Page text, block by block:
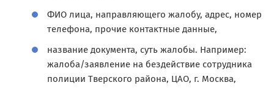
ФИО лица, направляющего жалобу, адрес, номер
телефона, прочие контактные данные,
название документа, суть жалобы. Например:
жалоба/заявление на бездействие сотрудника
полиции Тверского района, ЦАО, г. Москва,